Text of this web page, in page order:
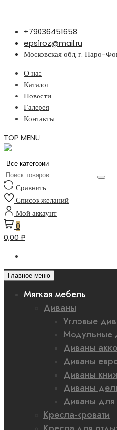
Перейти
содержимому
+79036451658
eps1roz@mail.ru
Московская обл, г. Наро-
О нас
Каталог
Новости
Галерея
Контакты
TOP MENU
Сравнить
Список желаний
Мой аккаунт
0
0,00 ₽
Главное меню
Мягкая мебель
Диваны
Угловые
Модульные
Диваны
Диваны
Диваны
Диваны
Диваны для
Кресла-кровати